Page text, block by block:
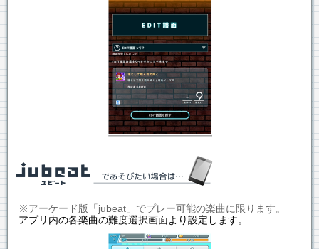
※アーケード版「jubeat」でプレー可能の楽曲に限ります。
アプリ内の各楽曲の難度選択画面より設定します。